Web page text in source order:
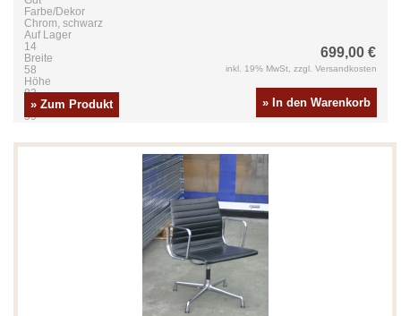
Farbe/Dekor
Chrom, schwarz
Auf Lager
14
Breite
58
Höhe
83
Tiefe
59
» Zum Produkt
699,00 €
inkl. 19% MwSt, zzgl. Versandkosten
» In den Warenkorb